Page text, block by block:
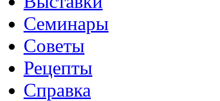
Семинары
Советы
Рецепты
Справка